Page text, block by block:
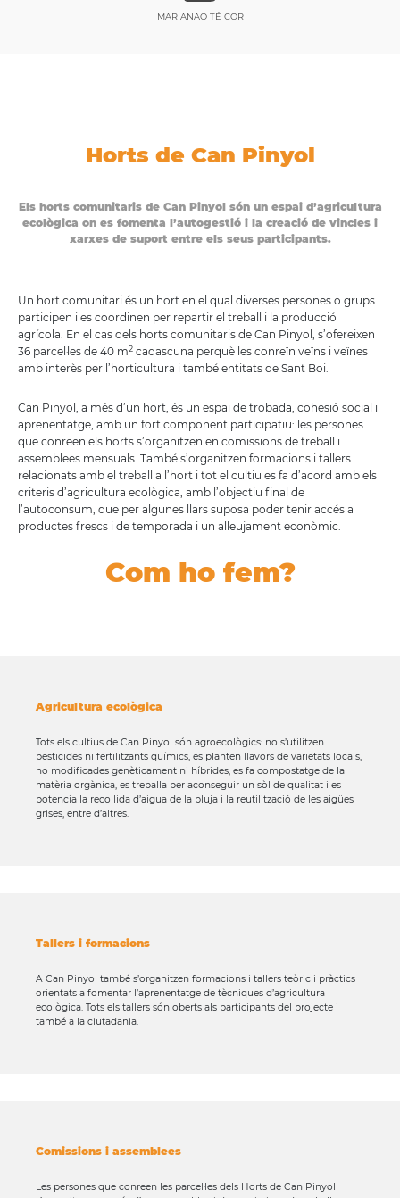
MARIANAO TÉ COR
Horts de Can Pinyol
Els horts comunitaris de Can Pinyol són un espai d’agricultura
ecològica on es fomenta l’autogestió i la creació de vincles i
xarxes de suport entre els seus participants.
Un hort comunitari és un hort en el qual diverses persones o grups
participen i es coordinen per repartir el treball i la producció
agrícola. En el cas dels horts comunitaris de Can Pinyol, s’ofereixen
36 parcel·les de 40 m2 cadascuna perquè les conreïn veïns i veïnes
amb interès per l’horticultura i també entitats de Sant Boi.
Can Pinyol, a més d’un hort, és un espai de trobada, cohesió social i
aprenentatge, amb un fort component participatiu: les persones
que conreen els horts s’organitzen en comissions de treball i
assemblees mensuals. També s’organitzen formacions i tallers
relacionats amb el treball a l’hort i tot el cultiu es fa d’acord amb els
criteris d’agricultura ecològica, amb l’objectiu final de
l’autoconsum, que per algunes llars suposa poder tenir accés a
productes frescs i de temporada i un alleujament econòmic.
Com ho fem?
Agricultura ecològica
Tots els cultius de Can Pinyol són agroecològics: no s’utilitzen
pesticides ni fertilitzants químics, es planten llavors de varietats locals,
no modificades genèticament ni híbrides, es fa compostatge de la
matèria orgànica, es treballa per aconseguir un sòl de qualitat i es
potencia la recollida d’aigua de la pluja i la reutilització de les aigües
grises, entre d’altres.
Tallers i formacions
A Can Pinyol també s’organitzen formacions i tallers teòric i pràctics
orientats a fomentar l’aprenentatge de tècniques d’agricultura
ecològica. Tots els tallers són oberts als participants del projecte i
també a la ciutadania.
Comissions i assemblees
Les persones que conreen les parcel·les dels Horts de Can Pinyol